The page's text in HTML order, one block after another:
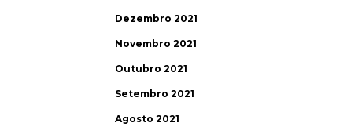
Dezembro 2021
Novembro 2021
Outubro 2021
Setembro 2021
Agosto 2021